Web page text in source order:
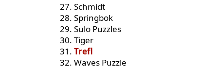
27. Schmidt
28. Springbok
29. Sulo Puzzles
30. Tiger
31. Trefl
32. Waves Puzzle